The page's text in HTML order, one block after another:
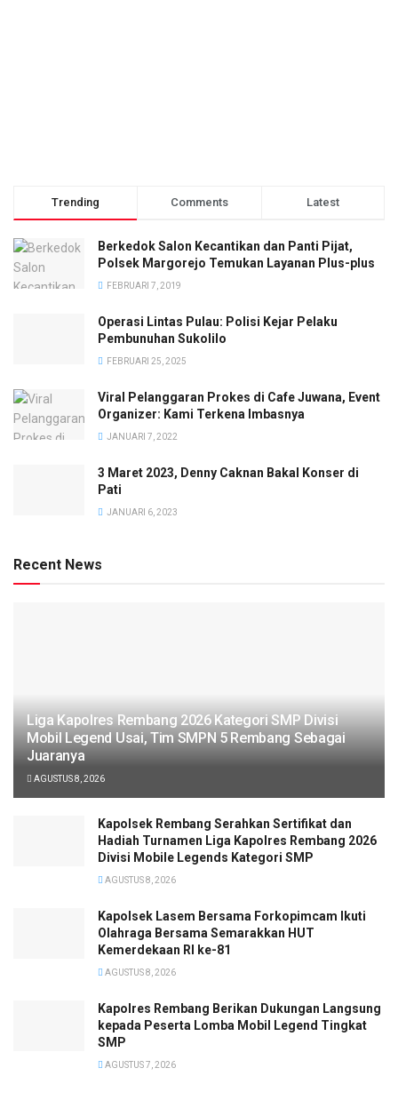
Trending Comments Latest
Berkedok Salon Kecantikan dan Panti Pijat,
Polsek Margorejo Temukan Layanan Plus-plus
FEBRUARI 7, 2019
Operasi Lintas Pulau: Polisi Kejar Pelaku
Pembunuhan Sukolilo
FEBRUARI 25, 2025
Viral Pelanggaran Prokes di Cafe Juwana, Event
Organizer: Kami Terkena Imbasnya
JANUARI 7, 2022
3 Maret 2023, Denny Caknan Bakal Konser di
Pati
JANUARI 6, 2023
Recent News
Liga Kapolres Rembang 2026 Kategori SMP Divisi
Mobil Legend Usai, Tim SMPN 5 Rembang Sebagai
Juaranya
AGUSTUS 8, 2026
Kapolsek Rembang Serahkan Sertifikat dan
Hadiah Turnamen Liga Kapolres Rembang 2026
Divisi Mobile Legends Kategori SMP
AGUSTUS 8, 2026
Kapolsek Lasem Bersama Forkopimcam Ikuti
Olahraga Bersama Semarakkan HUT
Kemerdekaan RI ke-81
AGUSTUS 8, 2026
Kapolres Rembang Berikan Dukungan Langsung
kepada Peserta Lomba Mobil Legend Tingkat
SMP
AGUSTUS 7, 2026